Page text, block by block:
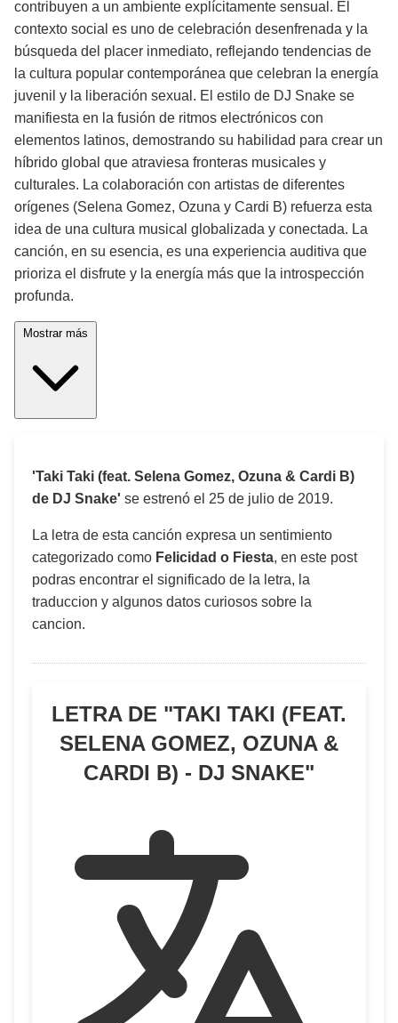
contribuyen a un ambiente explícitamente sensual. El
contexto social es uno de celebración desenfrenada y la
búsqueda del placer inmediato, reflejando tendencias de
la cultura popular contemporánea que celebran la energía
juvenil y la liberación sexual. El estilo de DJ Snake se
manifiesta en la fusión de ritmos electrónicos con
elementos latinos, demostrando su habilidad para crear un
híbrido global que atraviesa fronteras musicales y
culturales. La colaboración con artistas de diferentes
orígenes (Selena Gomez, Ozuna y Cardi B) refuerza esta
idea de una cultura musical globalizada y conectada. La
canción, en su esencia, es una experiencia auditiva que
prioriza el disfrute y la energía más que la introspección
profunda.
'Taki Taki (feat. Selena Gomez, Ozuna & Cardi B)
de DJ Snake' se estrenó el 25 de julio de 2019.
La letra de esta canción expresa un sentimiento
categorizado como Felicidad o Fiesta, en este post
podras encontrar el significado de la letra, la
traduccion y algunos datos curiosos sobre la
cancion.
LETRA DE "TAKI TAKI (FEAT.
SELENA GOMEZ, OZUNA &
CARDI B) - DJ SNAKE"